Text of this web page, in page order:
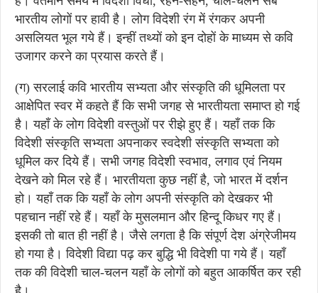
भारतीय लोगों पर हावी है। लोग विदेशी रंग में रंगकर अपनी
असलियत भूल गये हैं। इन्हीं तथ्यों को इन दोहों के माध्यम से कवि
उजागर करने का प्रयास करते हैं।
(ग) सरलाई कवि भारतीय सभ्यता और संस्कृति की धूमिलता पर
आक्षेपित स्वर में कहते हैं कि सभी जगह से भारतीयता समाप्त हो गई
है। यहाँ के लोग विदेशी वस्तुओं पर रीझे हुए हैं। यहाँ तक कि
विदेशी संस्कृति सभ्यता अपनाकर स्वदेशी संस्कृति सभ्यता को
धूमिल कर दिये हैं। सभी जगह विदेशी स्वभाव, लगाव एवं नियम
देखने को मिल रहे हैं। भारतीयता कुछ नहीं है, जो भारत में दर्शन
हो। यहाँ तक कि यहाँ के लोग अपनी संस्कृति को देखकर भी
पहचान नहीं रहे हैं। यहाँ के मुसलमान और हिन्दू किधर गए हैं।
इसकी तो बात ही नहीं है। जैसे लगता है कि संपूर्ण देश अंग्रेजीमय
हो गया है। विदेशी विद्या पढ़ कर बुद्धि भी विदेशी पा गये हैं। यहाँ
तक की विदेशी चाल-चलन यहाँ के लोगों को बहुत आकर्षित कर रही